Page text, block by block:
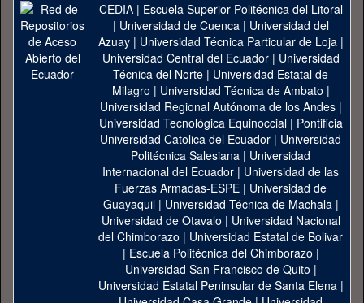
CEDIA| Escuela Superior Politécnica del Litoral
| Universidad de Cuenca| Universidad del
Azuay| Universidad Técnica Particular de Loja|
Universidad Central del Ecuador| Universidad
Técnica del Norte | Universidad Estatal de
Milagro | Universidad Técnica de Ambato |
Universidad Regional Autónoma de los Andes|
Universidad Tecnológica Equinoccial| Pontificia
Universidad Catolica del Ecuador | Universidad
Politécnica Salesiana | Universidad
Internacional del Ecuador | Universidad de las
Fuerzas Armadas-ESPE | Universidad de
Guayaquil| Universidad Técnica de Machala|
Universidad de Otavalo | Universidad Nacional
del Chimborazo | Universidad Estatal de Bolivar
| Escuela Politécnica del Chimborazo |
Universidad San Francisco de Quito |
Universidad Estatal Peninsular de Santa Elena|